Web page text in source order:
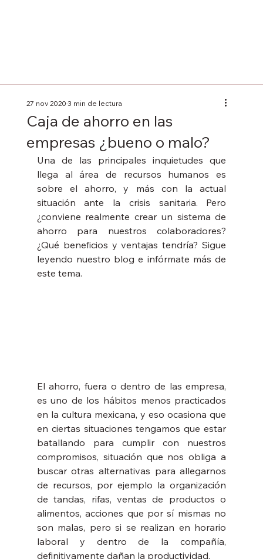
Caja de ahorro en las
empresas ¿bueno o malo?
27 nov 20203 min de lectura
Una de las principales inquietudes que
llega al área de recursos humanos es
sobre el ahorro, y más con la actual
situación ante la crisis sanitaria. Pero
¿conviene realmente crear un sistema de
ahorro para nuestros colaboradores?
¿Qué beneficios y ventajas tendría? Sigue
leyendo nuestro blog e infórmate más de
este tema.
El ahorro, fuera o dentro de las empresa,
es uno de los hábitos menos practicados
en la cultura mexicana, y eso ocasiona que
en ciertas situaciones tengamos que estar
batallando para cumplir con nuestros
compromisos, situación que nos obliga a
buscar otras alternativas para allegarnos
de recursos, por ejemplo la organización
de tandas, rifas, ventas de productos o
alimentos, acciones que por sí mismas no
son malas, pero si se realizan en horario
laboral y dentro de la compañía,
definitivamente dañan la productividad.